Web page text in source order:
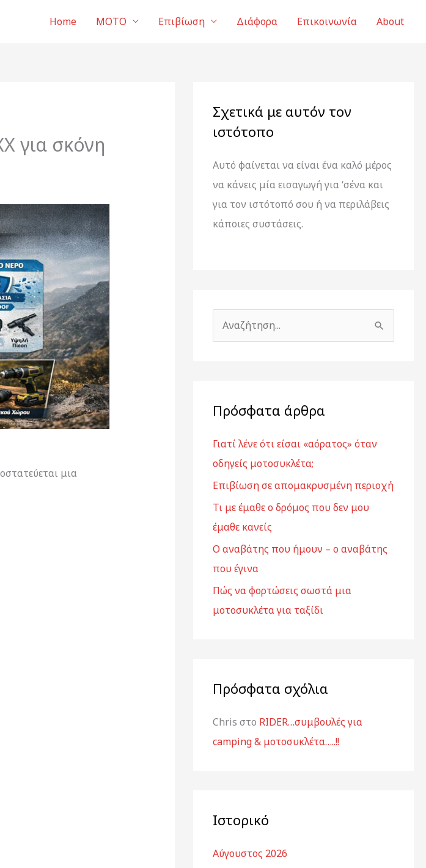
Home ΜΟΤΟ Επιβίωση Διάφορα Επικοινωνία About
για σκόνη
μια
Σχετικά με αυτόν τον
ιστότοπο
Αυτό φαίνεται να είναι ένα καλό μέρος
να κάνεις μία εισαγωγή για ‘σένα και
για τον ιστότοπό σου ή να περιλάβεις
κάποιες συστάσεις.
ή
η
σ
η
γ
ι
α
Πρόσφατα άρθρα
Γιατί λένε ότι είσαι «αόρατος» όταν
οδηγείς μοτοσυκλέτα;
Επιβίωση σε απομακρυσμένη περιοχή
Τι με έμαθε ο δρόμος που δεν μου
έμαθε κανείς
Ο αναβάτης που ήμουν – ο αναβάτης
που έγινα
Πώς να φορτώσεις σωστά μια
μοτοσυκλέτα για ταξίδι
Πρόσφατα σχόλια
Chris στο RIDER…συμβουλές για
camping & μοτοσυκλέτα…..!!
Ιστορικό
Αύγουστος 2026